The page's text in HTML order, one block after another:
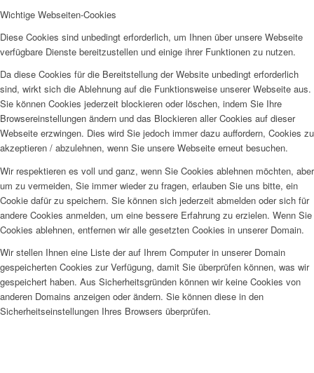
Wichtige Webseiten-Cookies
Diese Cookies sind unbedingt erforderlich, um Ihnen über unsere Webseite
verfügbare Dienste bereitzustellen und einige ihrer Funktionen zu nutzen.
Da diese Cookies für die Bereitstellung der Website unbedingt erforderlich
sind, wirkt sich die Ablehnung auf die Funktionsweise unserer Webseite aus.
Sie können Cookies jederzeit blockieren oder löschen, indem Sie Ihre
Browsereinstellungen ändern und das Blockieren aller Cookies auf dieser
Webseite erzwingen. Dies wird Sie jedoch immer dazu auffordern, Cookies zu
akzeptieren / abzulehnen, wenn Sie unsere Webseite erneut besuchen.
Wir respektieren es voll und ganz, wenn Sie Cookies ablehnen möchten, aber
um zu vermeiden, Sie immer wieder zu fragen, erlauben Sie uns bitte, ein
Cookie dafür zu speichern. Sie können sich jederzeit abmelden oder sich für
andere Cookies anmelden, um eine bessere Erfahrung zu erzielen. Wenn Sie
Cookies ablehnen, entfernen wir alle gesetzten Cookies in unserer Domain.
Wir stellen Ihnen eine Liste der auf Ihrem Computer in unserer Domain
gespeicherten Cookies zur Verfügung, damit Sie überprüfen können, was wir
gespeichert haben. Aus Sicherheitsgründen können wir keine Cookies von
anderen Domains anzeigen oder ändern. Sie können diese in den
Sicherheitseinstellungen Ihres Browsers überprüfen.